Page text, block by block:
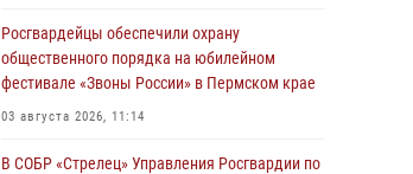
Росгвардейцы обеспечили охрану
общественного порядка на юбилейном
фестивале «Звоны России» в Пермском крае
03 августа 2026, 11:14
В СОБР «Стрелец» Управления Росгвардии по